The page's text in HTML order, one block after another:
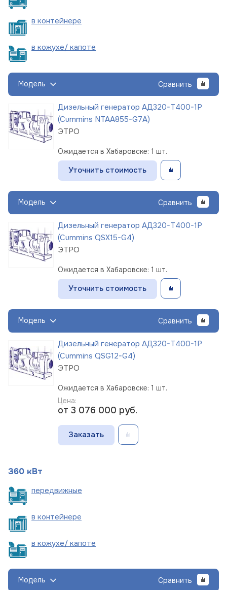
в контейнере
в кожухе/ капоте
Модель Сравнить
Дизельный генератор АД320-Т400-1Р
(Cummins NTAA855-G7A)
ЭТРО
Ожидается в Хабаровске: 1 шт.
Уточнить стоимость
Модель Сравнить
Дизельный генератор АД320-Т400-1Р
(Cummins QSX15-G4)
ЭТРО
Ожидается в Хабаровске: 1 шт.
Уточнить стоимость
Модель Сравнить
Дизельный генератор АД320-Т400-1Р
(Cummins QSG12-G4)
ЭТРО
Ожидается в Хабаровске: 1 шт.
Цена:
от 3 076 000 руб.
Заказать
360 кВт
передвижные
в контейнере
в кожухе/ капоте
Модель Сравнить